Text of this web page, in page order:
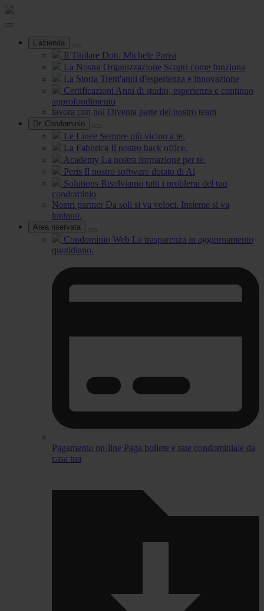
L'azienda
Il Titolare Dott. Michele Parisi
La Nostra Organizzazione Scopri come funziona
La Storia Trent'anni d'esperienza e innovazione
Certificazioni Anni di studio, esperienza e continuo
approfondimento
lavora con noi Diventa parte del nostro team
Dr. Condominio
Le Linee Sempre più vicino a te.
La Fabbrica Il nostro back office.
Academy La nostra formazione per te.
Peris Il nostro software dotato di Ai
Solutions Risolviamo tutti i problemi del tuo
condominio
Nostri partner Da soli si va veloci. Insieme si va
lontano.
Area riservata
Condominio Web La trasparenza in aggiornamento
quotidiano.
Pagamento on-line Paga bollete e rate condominiale da
casa tua